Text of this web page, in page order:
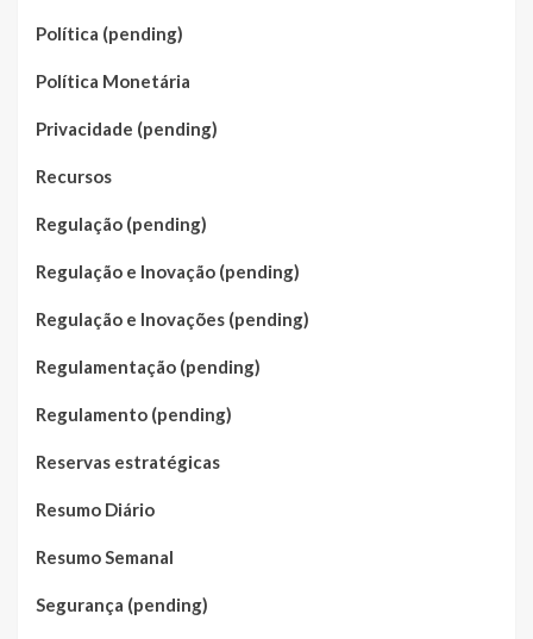
Política (pending)
Política Monetária
Privacidade (pending)
Recursos
Regulação (pending)
Regulação e Inovação (pending)
Regulação e Inovações (pending)
Regulamentação (pending)
Regulamento (pending)
Reservas estratégicas
Resumo Diário
Resumo Semanal
Segurança (pending)